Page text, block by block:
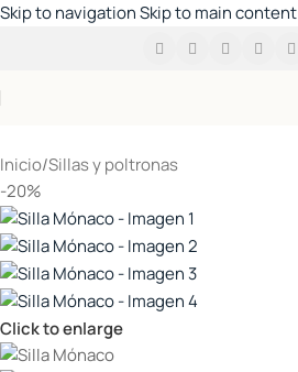
Skip to navigationSkip to main content
Inicio/Sillas y poltronas
-20%
Click to enlarge